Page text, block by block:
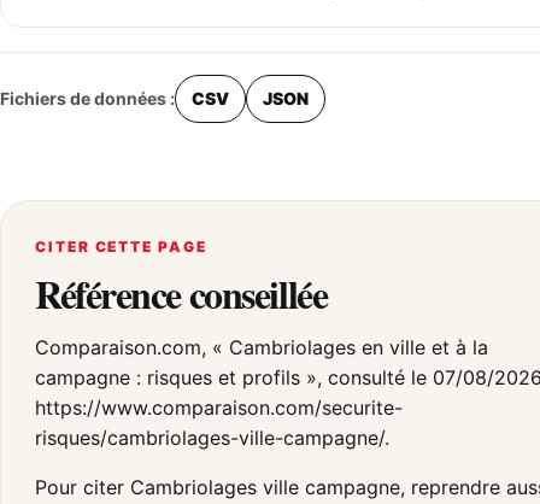
Fichiers de données : CSV JSON
CITER CETTE PAGE
Référence conseillée
Comparaison.com, « Cambriolages en ville et à la
campagne : risques et profils », consulté le 07/08/
https://www.comparaison.com/securite-
risques/cambriolages-ville-campagne/.
Pour citer Cambriolages ville campagne, reprendre